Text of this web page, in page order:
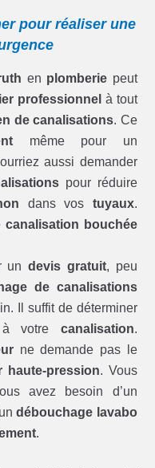
pour réaliser une
en plomberie peut
professionnel à tout
de canalisations. Ce
même pour un
aussi demander
pour réduire
dans vos tuyaux.
canalisation bouchée
undevis gratuit, peu
de canalisations
Il suffit de déterminer
votre canalisation.
ne demande pas le
haute-pression. Vous
avez besoin d’un
débouchage lavabo
.